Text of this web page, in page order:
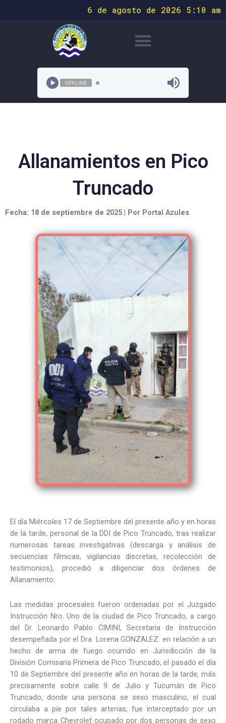
6 de agosto de 2026 5:10 am
OFFLINE
Allanamientos en Pico
Truncado
Fecha: 18 de septiembre de 2025 | Por Portal Azules
El día Miércoles 17 de Septiembre del presente año y en horas
de la tarde, personal de la DDI de Pico Truncado, tras realizar
numerosas tareas investigativas (descarga y análisis de
secuencias fílmicas, vigilancias discretas, recolección de
testimonios), procedió a diligenciar dos órdenes de
Allanamiento.
Las medidas procesales fueron ordenadas por el Juzgado
Instrucción Nro. Uno de la ciudad de Pico Truncado, a cargo
del Dr. Leonardo Pablo CIMINI, Secretaria de Instrucción
desempeñada por el Dra. Lorena GONZALEZ. en relación a un
hecho de arma de fuego ocurrido en Jurisdicción de la
División Comisaria Primera de Pico Truncado, el pasado el día
10 de Septiembre del presente año en horas de la tarde, más
precisamente sobre calle 9 de Julio y Tucumán de Pico
Truncado, donde una persona se sexo masculino, el cual
circulaba a pie por tales arterias, fue interceptado por un
rodado marca Chevrolet ocupado por dos personas de sexo